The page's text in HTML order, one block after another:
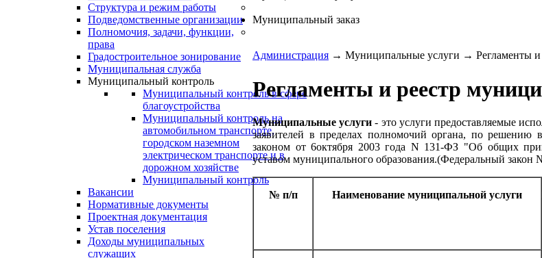
Структура и режим работы
Подведомственные организации
Полномочия, задачи, функции,
права
Градостроительное зонирование
Муниципальная служба
Муниципальный контроль
Муниципальный контроль в сфере
благоустройства
Муниципальный контроль на
автомобильном транспорте,
городском наземном
электрическом транспорте и в
дорожном хозяйстве
Муниципальный контроль
Вакансии
Нормативные документы
Проектная документация
Устав поселения
Доходы муниципальных
служащих
Муниципальный заказ
Администрация → Муниципальные услуги → Регламенты
Регламенты и реестр
Муниципальные услуги - это услуги предоставляемые
заявителей в пределах полномочий органа, по решению
законом от 6октября 2003 года N 131-ФЗ "Об общих
уставом муниципального образования.(Федеральный закон
№ п/п Наименование муниципальной услуги